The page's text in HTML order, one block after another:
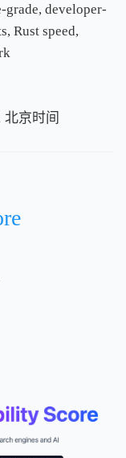
developer-
Rust speed,
北京时间
北京时间